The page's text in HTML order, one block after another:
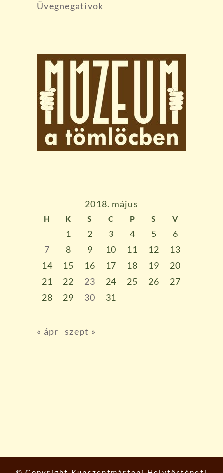
Üvegnegatívok
2018. május
H K S C P S V
1 2 3 4 5
6
7
8 9 10 11 12
13
14
15 16 17 18 19
20
21
22 23 24 25 26
27
28
29 30 31
« ápr szept »